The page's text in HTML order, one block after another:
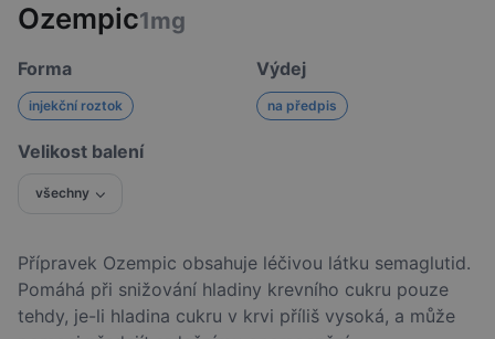
Ozempic1mg
Forma
injekční roztok
Výdej
na předpis
Velikost balení
všechny
Přípravek Ozempic obsahuje léčivou látku semaglutid.
Pomáhá při snižování hladiny krevního cukru pouze
tehdy, je-li hladina cukru v krvi příliš vysoká, a může